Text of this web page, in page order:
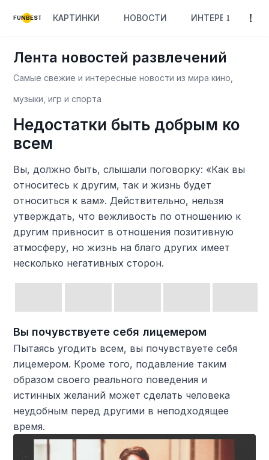
FUNBEST КАРТИНКИ НОВОСТИ ИНТЕРЕСНОЕ
Лента новостей развлечений
Самые свежие и интересные новости из мира кино,
музыки, игр и спорта
Недостатки быть добрым ко
всем
Вы, должно быть, слышали поговорку: «Как вы
относитесь к другим, так и жизнь будет
относиться к вам». Действительно, нельзя
утверждать, что вежливость по отношению к
другим привносит в отношения позитивную
атмосферу, но жизнь на благо других имеет
несколько негативных сторон.
Вы почувствуете себя лицемером
Пытаясь угодить всем, вы почувствуете себя
лицемером. Кроме того, подавление таким
образом своего реального поведения и
истинных желаний может сделать человека
неудобным перед другими в неподходящее
время.